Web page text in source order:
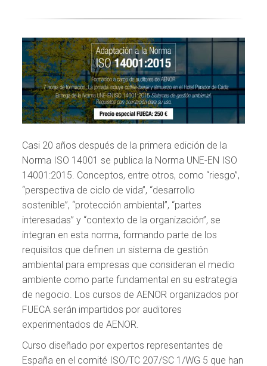
Casi 20 años después de la primera edición de la
Norma ISO 14001 se publica la Norma UNE-EN ISO
14001:2015. Conceptos, entre otros, como “riesgo”,
“perspectiva de ciclo de vida”, “desarrollo
sostenible”, “protección ambiental”, “partes
interesadas” y “contexto de la organización”, se
integran en esta norma, formando parte de los
requisitos que definen un sistema de gestión
ambiental para empresas que consideran el medio
ambiente como parte fundamental en su estrategia
de negocio. Los cursos de AENOR organizados por
FUECA serán impartidos por auditores
experimentados de AENOR.
Curso diseñado por expertos representantes de
España en el comité ISO/TC 207/SC 1/WG 5 que han